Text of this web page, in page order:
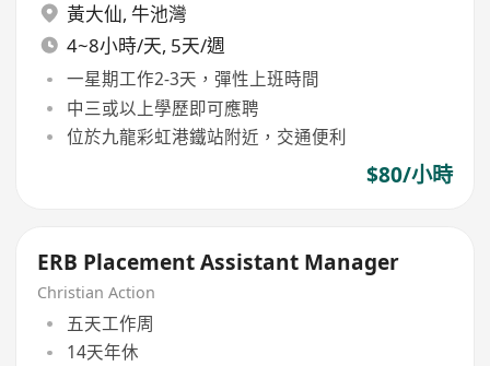
黃大仙, 牛池灣
4~8小時/天, 5天/週
一星期工作2-3天，彈性上班時間
中三或以上學歷即可應聘
位於九龍彩虹港鐵站附近，交通便利
$80/小時
ERB Placement Assistant Manager
Christian Action
五天工作周
14天年休